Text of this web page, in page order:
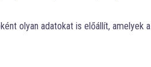
olyan adatokat is előállít, amelyek a